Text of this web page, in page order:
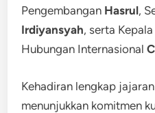
Pengembangan Hasrul,
Irdiyansyah, serta
Hubungan Internasional
Kehadiran lengkap
menunjukkan komitmen